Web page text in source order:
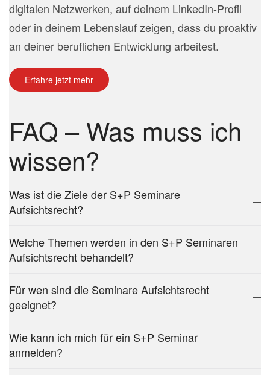
digitalen Netzwerken, auf deinem LinkedIn-Profil
oder in deinem Lebenslauf zeigen, dass du proaktiv
an deiner beruflichen Entwicklung arbeitest.
Erfahre jetzt mehr
FAQ – Was muss ich
wissen?
Was ist die Ziele der S+P Seminare
Aufsichtsrecht?
Welche Themen werden in den S+P Seminaren
Aufsichtsrecht behandelt?
Für wen sind die Seminare Aufsichtsrecht
geeignet?
Wie kann ich mich für ein S+P Seminar
anmelden?